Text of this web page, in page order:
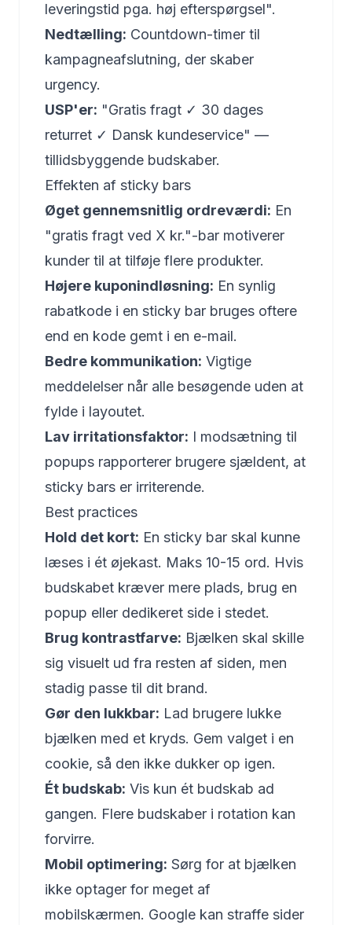
leveringstid pga. høj efterspørgsel".
Nedtælling: Countdown-timer til
kampagneafslutning, der skaber
urgency.
USP'er: "Gratis fragt ✓ 30 dages
returret ✓ Dansk kundeservice" —
tillidsbyggende budskaber.
Effekten af sticky bars
Øget gennemsnitlig ordreværdi: En
"gratis fragt ved X kr."-bar motiverer
kunder til at tilføje flere produkter.
Højere kuponindløsning: En synlig
rabatkode i en sticky bar bruges oftere
end en kode gemt i en e-mail.
Bedre kommunikation: Vigtige
meddelelser når alle besøgende uden at
fylde i layoutet.
Lav irritationsfaktor: I modsætning til
popups rapporterer brugere sjældent, at
sticky bars er irriterende.
Best practices
Hold det kort: En sticky bar skal kunne
læses i ét øjekast. Maks 10-15 ord. Hvis
budskabet kræver mere plads, brug en
popup eller dedikeret side i stedet.
Brug kontrastfarve: Bjælken skal skille
sig visuelt ud fra resten af siden, men
stadig passe til dit brand.
Gør den lukkbar: Lad brugere lukke
bjælken med et kryds. Gem valget i en
cookie, så den ikke dukker op igen.
Ét budskab: Vis kun ét budskab ad
gangen. Flere budskaber i rotation kan
forvirre.
Mobil optimering: Sørg for at bjælken
ikke optager for meget af
mobilskærmen. Google kan straffe sider